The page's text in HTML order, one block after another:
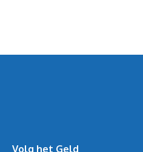
Volg het Geld